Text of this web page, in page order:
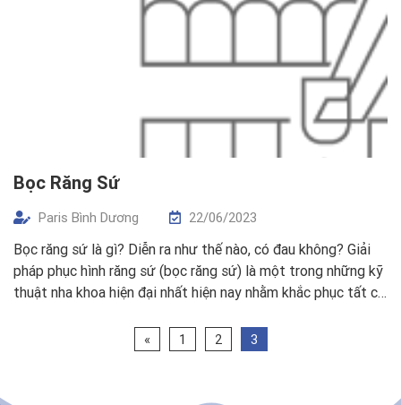
Bọc Răng Sứ
Paris Bình Dương 22/06/2023
Bọc răng sứ là gì? Diễn ra như thế nào, có đau không? Giải
pháp phục hình răng sứ (bọc răng sứ) là một trong những kỹ
thuật nha khoa hiện đại nhất hiện nay nhằm khắc phục tất cả
« 1 2 3